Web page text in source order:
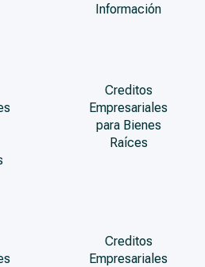
Información
Creditos
Empresariales
para Bienes
Raíces
Creditos
Empresariales